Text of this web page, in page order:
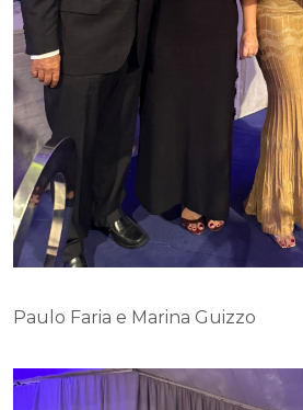
Paulo Faria e Marina Guizzo